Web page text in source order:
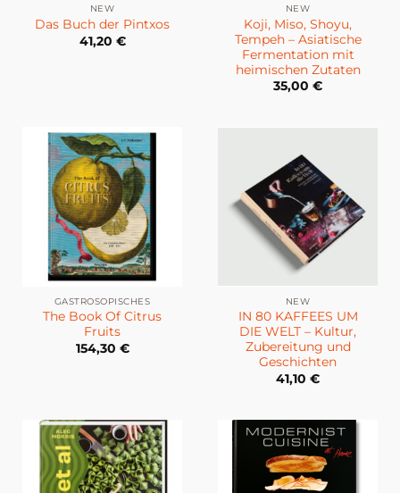
NEW
Das Buch der Pintxos
41,20 €
NEW
Koji, Miso, Shoyu,
Tempeh – Asiatische
Fermentation mit
heimischen Zutaten
35,00 €
GASTROSOPISCHES
The Book Of Citrus
Fruits
154,30 €
NEW
IN 80 KAFFEES UM
DIE WELT – Kultur,
Zubereitung und
Geschichten
41,10 €